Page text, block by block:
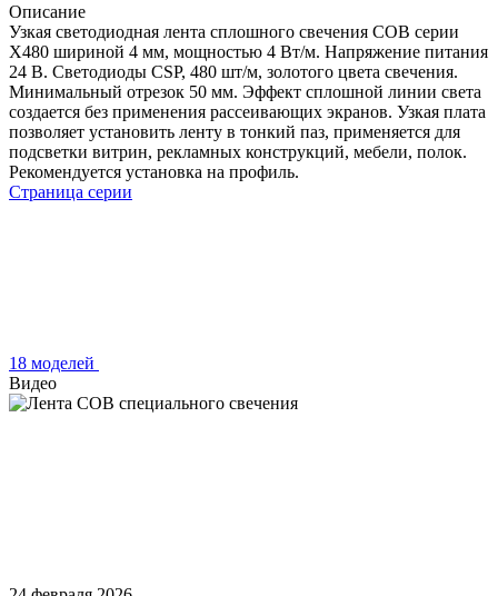
Описание
Узкая светодиодная лента сплошного свечения COB серии
X480 шириной 4 мм, мощностью 4 Вт/м. Напряжение питания
24 В. Светодиоды CSP, 480 шт/м, золотого цвета свечения.
Минимальный отрезок 50 мм. Эффект сплошной линии света
создается без применения рассеивающих экранов. Узкая плата
позволяет установить ленту в тонкий паз, применяется для
подсветки витрин, рекламных конструкций, мебели, полок.
Рекомендуется установка на профиль.
Страница серии
18 моделей
Видео